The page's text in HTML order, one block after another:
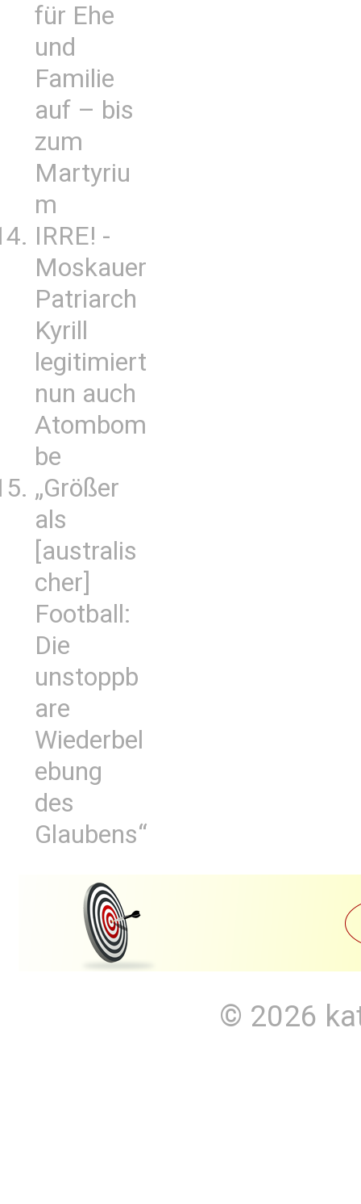
für Ehe
und
Familie
auf – bis
zum
Martyriu
m
IRRE! -
Moskauer
Patriarch
Kyrill
legitimiert
nun auch
Atombom
be
„Größer
als
[australis
cher]
Football:
Die
unstoppb
are
Wiederbel
ebung
des
Glaubens“
© 2026